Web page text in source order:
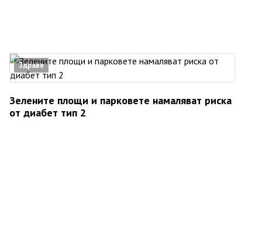
Здраве
Зелените площи и парковете намаляват риска
от диабет тип 2